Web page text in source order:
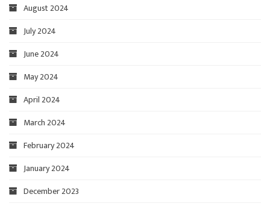
August 2024
July 2024
June 2024
May 2024
April 2024
March 2024
February 2024
January 2024
December 2023